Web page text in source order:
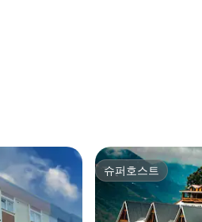
슈퍼호스트
슈퍼호스트